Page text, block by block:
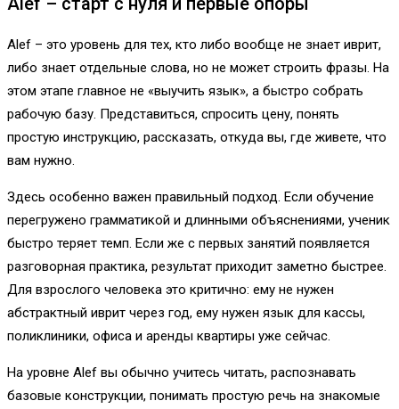
Alef – это уровень для тех, кто либо вообще не знает иврит,
либо знает отдельные слова, но не может строить фразы. На
этом этапе главное не «выучить язык», а быстро собрать
рабочую базу. Представиться, спросить цену, понять
простую инструкцию, рассказать, откуда вы, где живете, что
вам нужно.
Здесь особенно важен правильный подход. Если обучение
перегружено грамматикой и длинными объяснениями, ученик
быстро теряет темп. Если же с первых занятий появляется
разговорная практика, результат приходит заметно быстрее.
Для взрослого человека это критично: ему не нужен
абстрактный иврит через год, ему нужен язык для кассы,
поликлиники, офиса и аренды квартиры уже сейчас.
На уровне Alef вы обычно учитесь читать, распознавать
базовые конструкции, понимать простую речь на знакомые